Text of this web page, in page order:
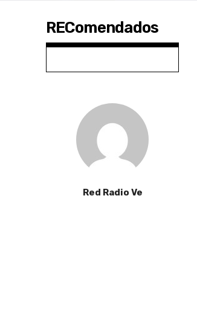
REComendados
Red Radio Ve